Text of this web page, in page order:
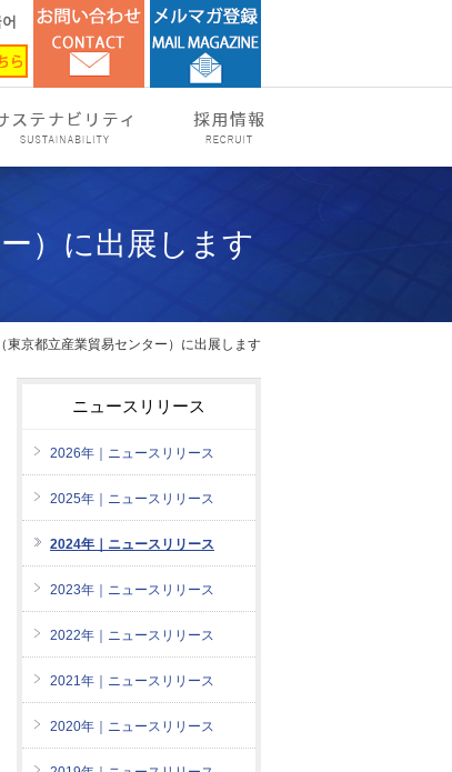
）に出展します
京都立産業貿易センター）に出展します
ニュースリリース
2026年｜ニュースリリース
2025年｜ニュースリリース
2024年｜ニュースリリース
2023年｜ニュースリリース
2022年｜ニュースリリース
2021年｜ニュースリリース
2020年｜ニュースリリース